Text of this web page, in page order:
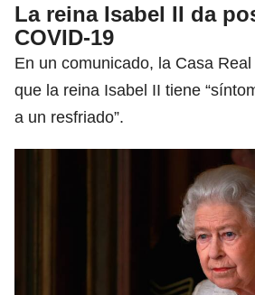
La reina Isabel II da
COVID-19
En un comunicado, la Casa
que la reina Isabel II tiene
a un resfriado”.